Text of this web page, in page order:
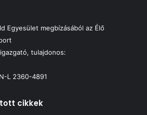
Egyesület megbízásából az Élő
tulajdonos:
L 2360-4891
cikkek